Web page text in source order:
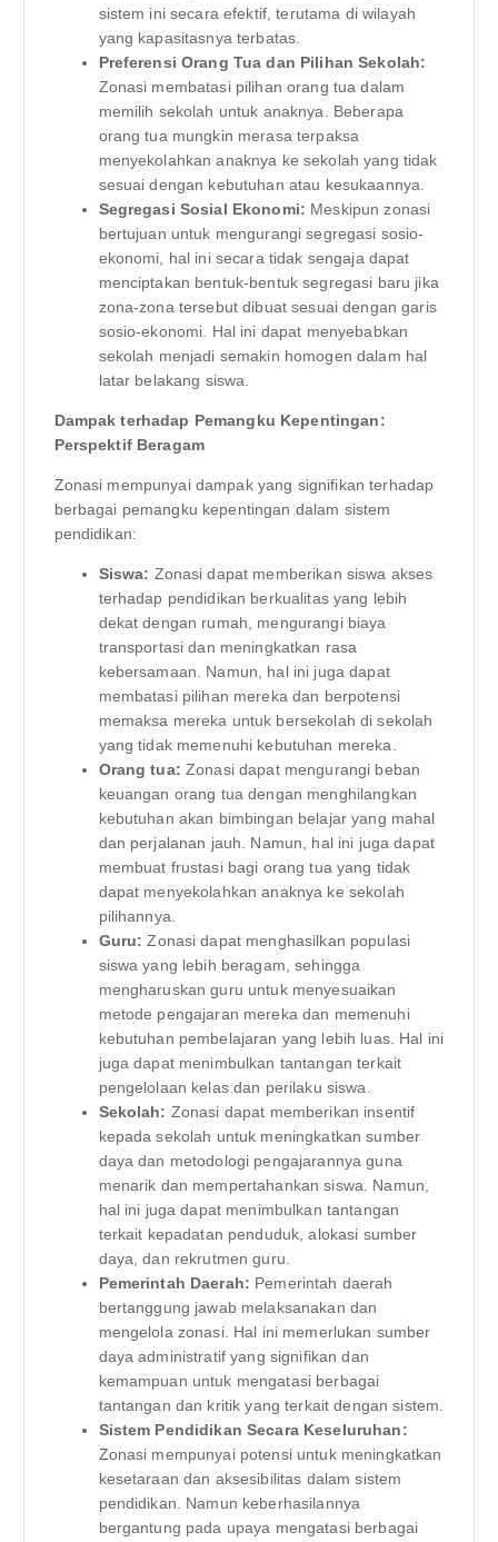
sistem ini secara efektif, terutama di wilayah
yang kapasitasnya terbatas.
Preferensi Orang Tua dan Pilihan Sekolah:
Zonasi membatasi pilihan orang tua dalam
memilih sekolah untuk anaknya. Beberapa
orang tua mungkin merasa terpaksa
menyekolahkan anaknya ke sekolah yang tidak
sesuai dengan kebutuhan atau kesukaannya.
Segregasi Sosial Ekonomi: Meskipun zonasi
bertujuan untuk mengurangi segregasi sosio-
ekonomi, hal ini secara tidak sengaja dapat
menciptakan bentuk-bentuk segregasi baru jika
zona-zona tersebut dibuat sesuai dengan garis
sosio-ekonomi. Hal ini dapat menyebabkan
sekolah menjadi semakin homogen dalam hal
latar belakang siswa.
Dampak terhadap Pemangku Kepentingan:
Perspektif Beragam
Zonasi mempunyai dampak yang signifikan terhadap
berbagai pemangku kepentingan dalam sistem
pendidikan:
Siswa: Zonasi dapat memberikan siswa akses
terhadap pendidikan berkualitas yang lebih
dekat dengan rumah, mengurangi biaya
transportasi dan meningkatkan rasa
kebersamaan. Namun, hal ini juga dapat
membatasi pilihan mereka dan berpotensi
memaksa mereka untuk bersekolah di sekolah
yang tidak memenuhi kebutuhan mereka.
Orang tua: Zonasi dapat mengurangi beban
keuangan orang tua dengan menghilangkan
kebutuhan akan bimbingan belajar yang mahal
dan perjalanan jauh. Namun, hal ini juga dapat
membuat frustasi bagi orang tua yang tidak
dapat menyekolahkan anaknya ke sekolah
pilihannya.
Guru: Zonasi dapat menghasilkan populasi
siswa yang lebih beragam, sehingga
mengharuskan guru untuk menyesuaikan
metode pengajaran mereka dan memenuhi
kebutuhan pembelajaran yang lebih luas. Hal ini
juga dapat menimbulkan tantangan terkait
pengelolaan kelas dan perilaku siswa.
Sekolah: Zonasi dapat memberikan insentif
kepada sekolah untuk meningkatkan sumber
daya dan metodologi pengajarannya guna
menarik dan mempertahankan siswa. Namun,
hal ini juga dapat menimbulkan tantangan
terkait kepadatan penduduk, alokasi sumber
daya, dan rekrutmen guru.
Pemerintah Daerah: Pemerintah daerah
bertanggung jawab melaksanakan dan
mengelola zonasi. Hal ini memerlukan sumber
daya administratif yang signifikan dan
kemampuan untuk mengatasi berbagai
tantangan dan kritik yang terkait dengan sistem.
Sistem Pendidikan Secara Keseluruhan:
Zonasi mempunyai potensi untuk meningkatkan
kesetaraan dan aksesibilitas dalam sistem
pendidikan. Namun keberhasilannya
bergantung pada upaya mengatasi berbagai